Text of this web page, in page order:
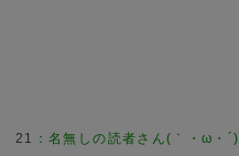
21 ：名無しの読者さん(｀・ω・´)